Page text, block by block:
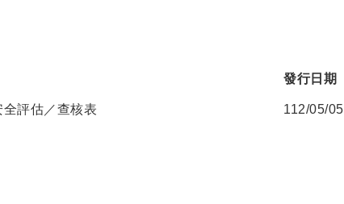
發行日期
評估／查核表 112/05/05